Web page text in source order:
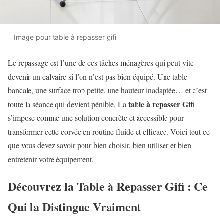
Image pour table à repasser gifi
Le repassage est l’une de ces tâches ménagères qui peut vite
devenir un calvaire si l’on n’est pas bien équipé. Une table
bancale, une surface trop petite, une hauteur inadaptée… et c’est
toute la séance qui devient pénible. La table à repasser Gifi
s’impose comme une solution concrète et accessible pour
transformer cette corvée en routine fluide et efficace. Voici tout ce
que vous devez savoir pour bien choisir, bien utiliser et bien
entretenir votre équipement.
Découvrez la Table à Repasser Gifi : Ce
Qui la Distingue Vraiment